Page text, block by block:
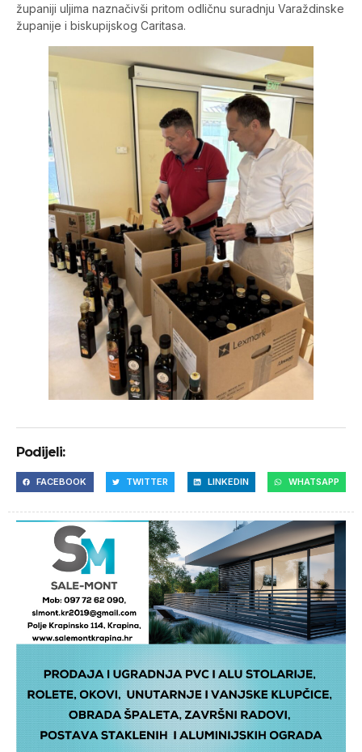
županiji uljima naznačivši pritom odličnu suradnju Varaždinske
županije i biskupijskog Caritasa.
Podijeli:
FACEBOOK TWITTER LINKEDIN WHATSAPP